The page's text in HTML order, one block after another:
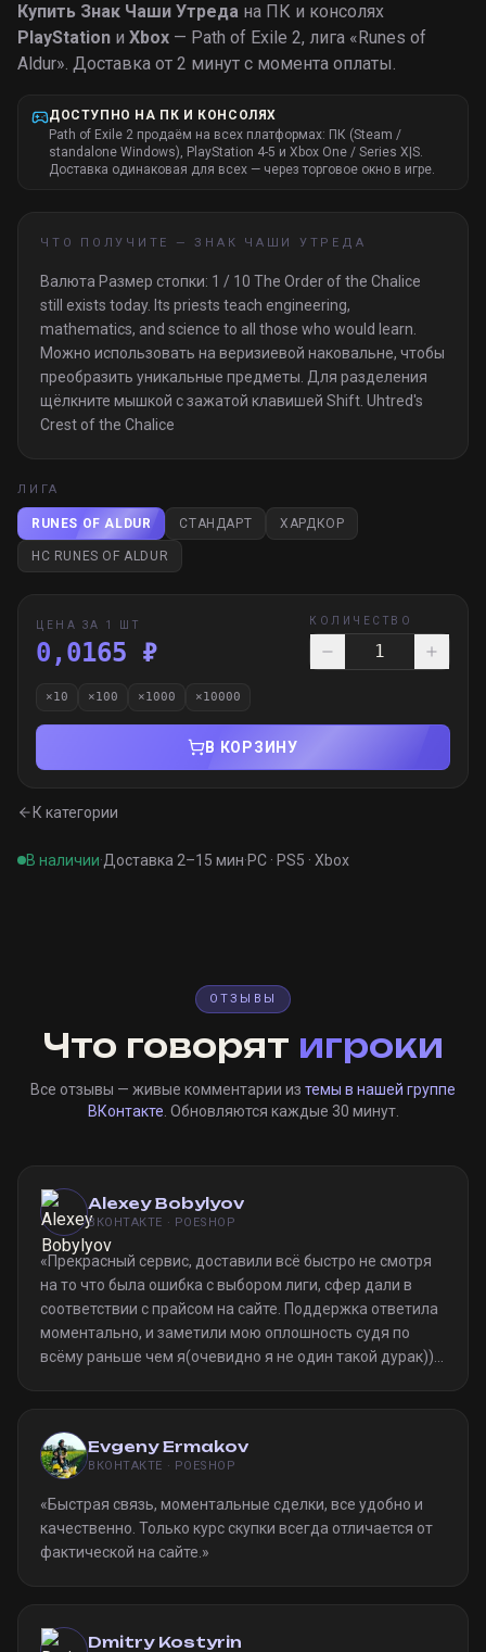
Купить Знак Чаши Утреда на ПК и консолях
PlayStation и Xbox — Path of Exile 2, лига «Runes of
Aldur». Доставка от 2 минут с момента оплаты.
ДОСТУПНО НА ПК И КОНСОЛЯХ
Path of Exile 2 продаём на всех платформах: ПК (Steam /
standalone Windows), PlayStation 4-5 и Xbox One / Series X|S.
Доставка одинаковая для всех — через торговое окно в игре.
ЧТО ПОЛУЧИТЕ — ЗНАК ЧАШИ УТРЕДА
Валюта Размер стопки: 1 / 10 The Order of the Chalice
still exists today. Its priests teach engineering,
mathematics, and science to all those who would learn.
Можно использовать на веризиевой наковальне, чтобы
преобразить уникальные предметы. Для разделения
щёлкните мышкой с зажатой клавишей Shift. Uhtred's
Crest of the Chalice
ЛИГА
RUNES OF ALDUR СТАНДАРТ ХАРДКОР
HC RUNES OF ALDUR
ЦЕНА ЗА 1 ШТ
0,0165 ₽
КОЛИЧЕСТВО
×10 ×100 ×1000 ×10000
В КОРЗИНУ
К категории
В наличии·Доставка 2–15 мин·PC · PS5 · Xbox
ОТЗЫВЫ
Что говорят игроки
Все отзывы — живые комментарии из темы в нашей группе
ВКонтакте . Обновляются каждые 30 минут.
Alexey Bobylyov
ВКОНТАКТЕ · POESHOP
«Прекрасный сервис, доставили всё быстро не смотря
на то что была ошибка с выбором лиги, сфер дали в
соответствии с прайсом на сайте. Поддержка ответила
моментально, и заметили мою оплошность судя по
всёму раньше чем я(очевидно я не один такой дурак)).
Evgeny Ermakov
ВКОНТАКТЕ · POESHOP
«Быстрая связь, моментальные сделки, все удобно и
качественно. Только курс скупки всегда отличается от
фактической на сайте. »
Dmitry Kostyrin